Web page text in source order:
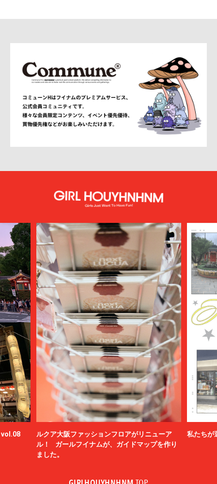
vol.08
ルクア大阪ファッションフロアがリニューア
ル！ ガールフイナムが、ガイドマップを作り
ました。
私たちが